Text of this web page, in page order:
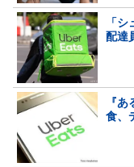
「
配達
『
食、